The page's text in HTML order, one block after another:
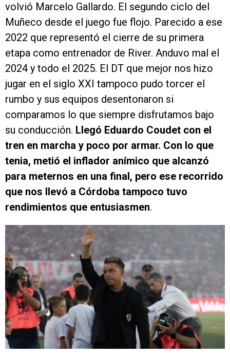
volvió Marcelo Gallardo. El segundo ciclo del
Muñeco desde el juego fue flojo. Parecido a ese
2022 que representó el cierre de su primera
etapa como entrenador de River. Anduvo mal el
2024 y todo el 2025. El DT que mejor nos hizo
jugar en el siglo XXI tampoco pudo torcer el
rumbo y sus equipos desentonaron si
comparamos lo que siempre disfrutamos bajo
su conducción. Llegó Eduardo Coudet con el
tren en marcha y poco por armar. Con lo que
tenia, metió el inflador anímico que alcanzó
para meternos en una final, pero ese recorrido
que nos llevó a Córdoba tampoco tuvo
rendimientos que entusiasmen.